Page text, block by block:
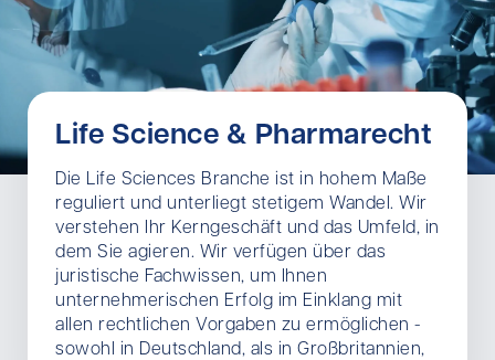
Life Science & Pharmarecht
Die Life Sciences Branche ist in hohem Maße
reguliert und unterliegt stetigem Wandel. Wir
verstehen Ihr Kerngeschäft und das Umfeld, in
dem Sie agieren. Wir verfügen über das
juristische Fachwissen, um Ihnen
unternehmerischen Erfolg im Einklang mit
allen rechtlichen Vorgaben zu ermöglichen -
sowohl in Deutschland, als in Großbritannien,